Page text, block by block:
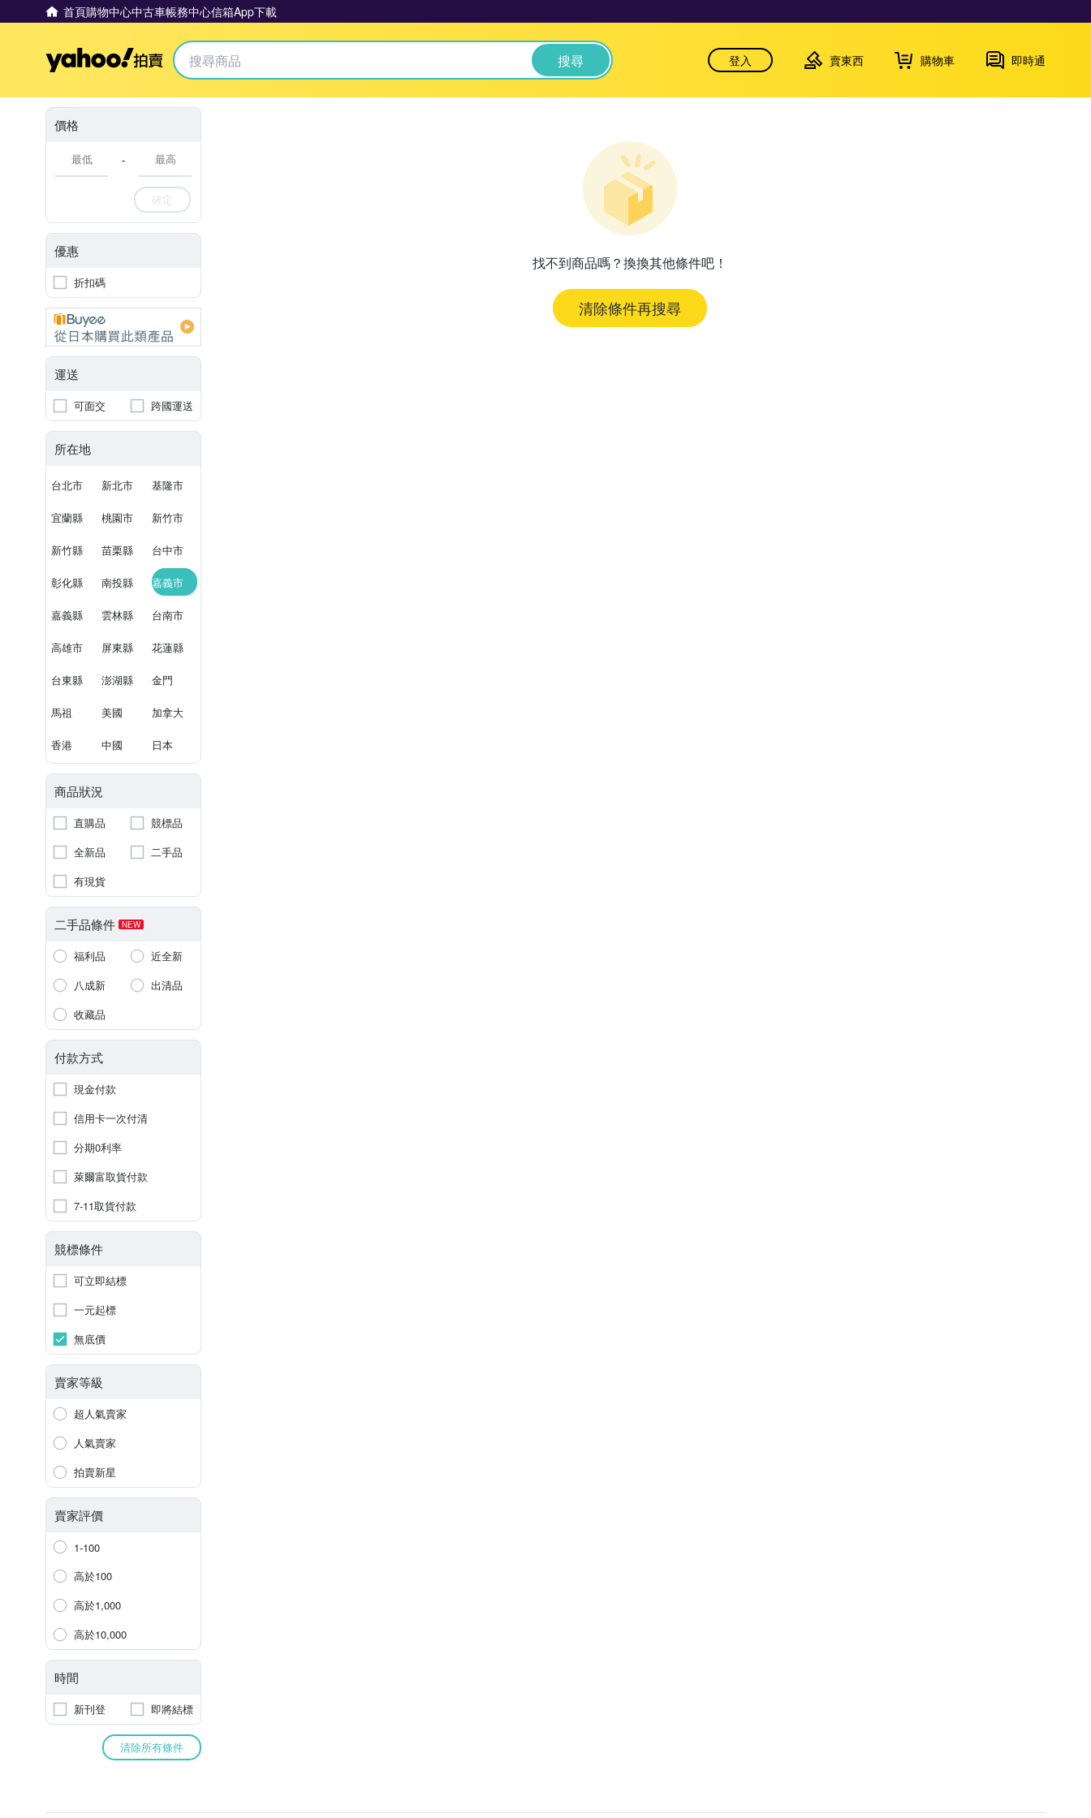
首頁購物中心中古車帳務中心信箱App下載
Yahoo拍賣 搜尋 登入 賣東西 購物車 即時通
價格
-
確定
優惠
折扣碼
運送
可面交 跨國運送
所在地
台北市 新北市 基隆市
宜蘭縣 桃園市 新竹市
新竹縣 苗栗縣 台中市
彰化縣 南投縣 嘉義市
嘉義縣 雲林縣 台南市
高雄市 屏東縣 花蓮縣
台東縣 澎湖縣 金門
馬祖 美國 加拿大
香港 中國 日本
商品狀況
直購品
競標品
全新品
二手品
有現貨
二手品條件 NEW
福利品
近全新
八成新
出清品
收藏品
付款方式
現金付款
信用卡一次付清
分期0利率
萊爾富取貨付款
7-11取貨付款
競標條件
可立即結標
一元起標
無底價
賣家等級
超人氣賣家
人氣賣家
拍賣新星
賣家評價
1-100
高於100
高於1,000
高於10,000
時間
新刊登 即將結標
清除所有條件
找不到商品嗎？換換其他條件吧！
清除條件再搜尋